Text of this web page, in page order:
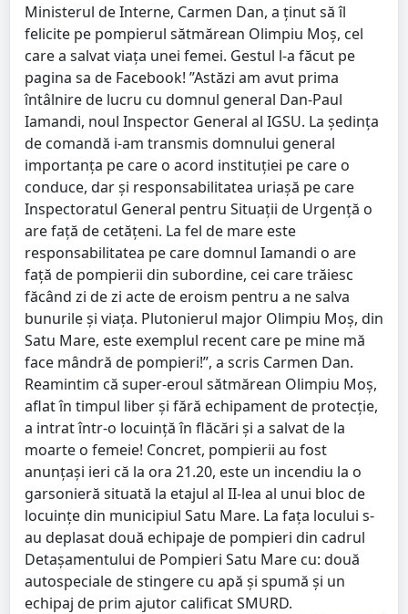
Ministerul de Interne, Carmen Dan, a ținut să îl
felicite pe pompierul sătmărean Olimpiu Moș, cel
care a salvat viața unei femei. Gestul l-a făcut pe
pagina sa de Facebook! ”Astăzi am avut prima
întâlnire de lucru cu domnul general Dan-Paul
Iamandi, noul Inspector General al IGSU. La ședința
de comandă i-am transmis domnului general
importanța pe care o acord instituției pe care o
conduce, dar și responsabilitatea uriașă pe care
Inspectoratul General pentru Situații de Urgență o
are față de cetățeni. La fel de mare este
responsabilitatea pe care domnul Iamandi o are
față de pompierii din subordine, cei care trăiesc
făcând zi de zi acte de eroism pentru a ne salva
bunurile și viața. Plutonierul major Olimpiu Moș, din
Satu Mare, este exemplul recent care pe mine mă
face mândră de pompieri!”, a scris Carmen Dan.
Reamintim că super-eroul sătmărean Olimpiu Moș,
aflat în timpul liber și fără echipament de protecție,
a intrat într-o locuință în flăcări și a salvat de la
moarte o femeie! Concret, pompierii au fost
anunțași ieri că la ora 21.20, este un incendiu la o
garsonieră situată la etajul al II-lea al unui bloc de
locuințe din municipiul Satu Mare. La fața locului s-
au deplasat două echipaje de pompieri din cadrul
Detașamentului de Pompieri Satu Mare cu: două
autospeciale de stingere cu apă și spumă şi un
echipaj de prim ajutor calificat SMURD.